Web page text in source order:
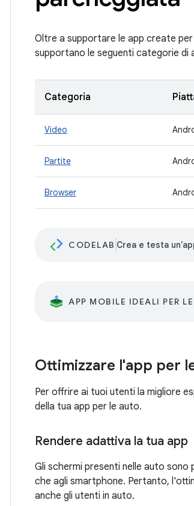
Oltre a supportare le app create per
supportano le seguenti categorie di
Categoria
Video
Partite
Browser
CODELAB Crea e testa
APP MOBILE IDEALI PER
Ottimizzare l'app per
Per offrire ai tuoi utenti la migliore
della tua app per le auto.
Rendere adattiva la tua app
Gli schermi presenti nelle auto sono
che agli smartphone. Pertanto,
anche gli utenti in auto.